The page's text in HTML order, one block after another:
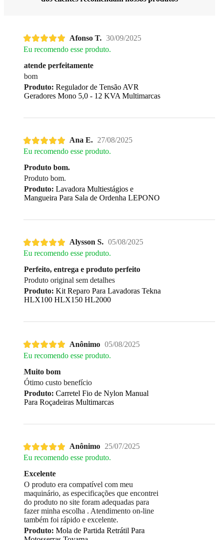
Afonso T. 30/09/2025
Eu recomendo esse produto.
atende perfeitamente
bom
Produto: Regulador de Tensão AVR
Geradores Mono 5,0 - 12 KVA Multimarcas
Ana E. 27/08/2025
Eu recomendo esse produto.
Produto bom.
Produto bom.
Produto: Lavadora Multiestágios e
Mangueira Para Sala de Ordenha LEPONO
Alysson S. 05/08/2025
Eu recomendo esse produto.
Perfeito, entrega e produto perfeito
Produto original sem detalhes
Produto: Kit Reparo Para Lavadoras Tekna
HLX100 HLX150 HL2000
Anônimo 05/08/2025
Eu recomendo esse produto.
Muito bom
Ótimo custo benefício
Produto: Carretel Fio de Nylon Manual
Para Roçadeiras Multimarcas
Anônimo 25/07/2025
Eu recomendo esse produto.
Excelente
O produto era compatível com meu
maquinário, as especificações que encontrei
do produto no site foram adequadas para
fazer minha escolha . Atendimento on-line
também foi rápido e excelente.
Produto: Mola de Partida Retrátil Para